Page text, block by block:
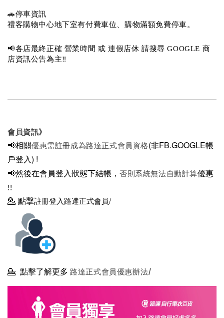
🚗停車資訊
禮客購物中心地下室有付費車位、購物滿額免費停車。
📢各店最終正確 營業時間 或 連假店休 請搜尋 GOOGLE 商
店資訊公告為主‼️
會員資訊》
📢相關優惠需註冊成為路達正式會員資格(非FB.GOOGLE帳
戶登入) !
📢然後在會員登入狀態下結帳， 否則系統無法自動計算優惠
!!
💁 點擊註冊登入路達正式會員/
💁 點擊了解更多 路達正式會員優惠辦法/